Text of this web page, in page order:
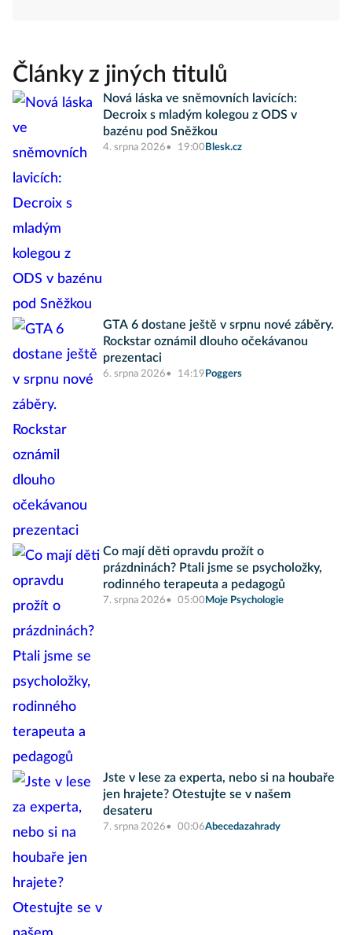
Články z jiných titulů
Nová láska ve sněmovních lavicích:
Decroix s mladým kolegou z ODS v
bazénu pod Sněžkou
4. srpna 2026 19:00 Blesk.cz
GTA 6 dostane ještě v srpnu nové záběry.
Rockstar oznámil dlouho očekávanou
prezentaci
6. srpna 2026 14:19 Poggers
Co mají děti opravdu prožít o
prázdninách? Ptali jsme se psycholožky,
rodinného terapeuta a pedagogů
7. srpna 2026 05:00 Moje Psychologie
Jste v lese za experta, nebo si na houbaře
jen hrajete? Otestujte se v našem
desateru
7. srpna 2026 00:06Abecedazahrady